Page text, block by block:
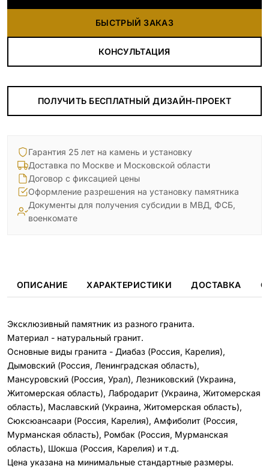
БЫСТРЫЙ ЗАКАЗ
КОНСУЛЬТАЦИЯ
ПОЛУЧИТЬ БЕСПЛАТНЫЙ ДИЗАЙН-ПРОЕКТ
Гарантия 25 лет на камень и установку
Доставка по Москве и Московской области
Договор с фиксацией цены
Оформление разрешения на установку памятника
Документы для получения субсидии в МВД, ФСБ,
военкомате
ОПИСАНИЕ ХАРАКТЕРИСТИКИ ДОСТАВКА
Эксклюзивный памятник из разного гранита.
Материал - натуральный гранит.
Основные виды гранита - Диабаз (Россия, Карелия),
Дымовский (Россия, Ленинградская область),
Мансуровский (Россия, Урал), Лезниковский (Украина,
Житомерская область), Лабродарит (Украина, Житомерская
область), Маславский (Украина, Житомерская область),
Сюксюансаари (Россия, Карелия), Амфиболит (Россия,
Мурманская область), Ромбак (Россия, Мурманская
область), Шокша (Россия, Карелия) и т.д.
Цена указана на минимальные стандартные размеры.